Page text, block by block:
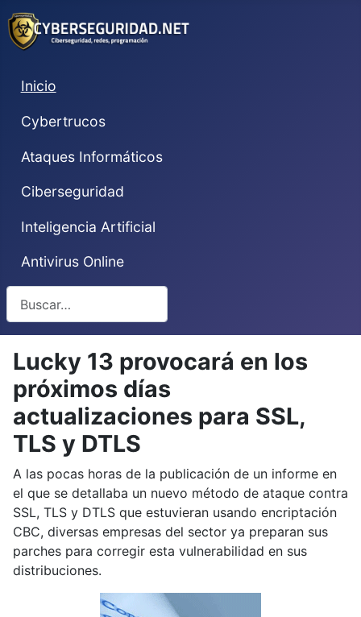
Inicio
Cybertrucos
Ataques Informáticos
Ciberseguridad
Inteligencia Artificial
Antivirus Online
Lucky 13 provocará en los
próximos días
actualizaciones para SSL,
TLS y DTLS
A las pocas horas de la publicación de un informe en
el que se detallaba un nuevo método de ataque contra
SSL, TLS y DTLS que estuvieran usando encriptación
CBC, diversas empresas del sector ya preparan sus
parches para corregir esta vulnerabilidad en sus
distribuciones.